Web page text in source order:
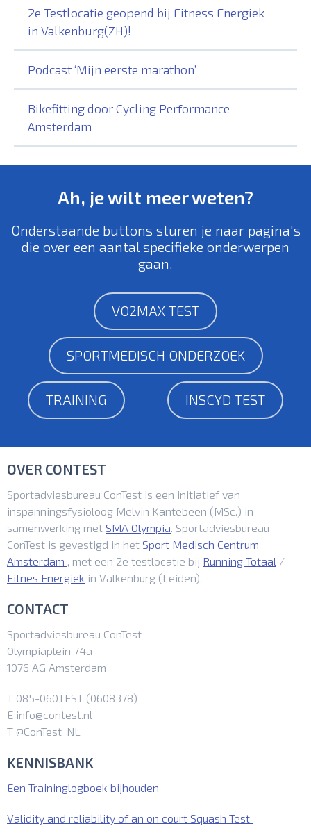
2e Testlocatie geopend bij Fitness Energiek
in Valkenburg(ZH)!
Podcast ‘Mijn eerste marathon’
Bikefitting door Cycling Performance
Amsterdam
Ah, je wilt meer weten?
Onderstaande buttons sturen je naar pagina's
die over een aantal specifieke onderwerpen
gaan.
VO2MAX TEST
SPORTMEDISCH ONDERZOEK
TRAINING INSCYD TEST
OVER CONTEST
Sportadviesbureau ConTest is een initiatief van
inspanningsfysioloog Melvin Kantebeen (MSc.) in
samenwerking met SMA Olympia. Sportadviesbureau
ConTest is gevestigd in het Sport Medisch Centrum
Amsterdam , met een 2e testlocatie bij Running Totaal /
Fitnes Energiek in Valkenburg (Leiden).
CONTACT
Sportadviesbureau ConTest
Olympiaplein 74a
1076 AG Amsterdam
T 085-060TEST (0608378)
E info@contest.nl
T @ConTest_NL
KENNISBANK
Een Traininglogboek bijhouden
Validity and reliability of an on court Squash Test